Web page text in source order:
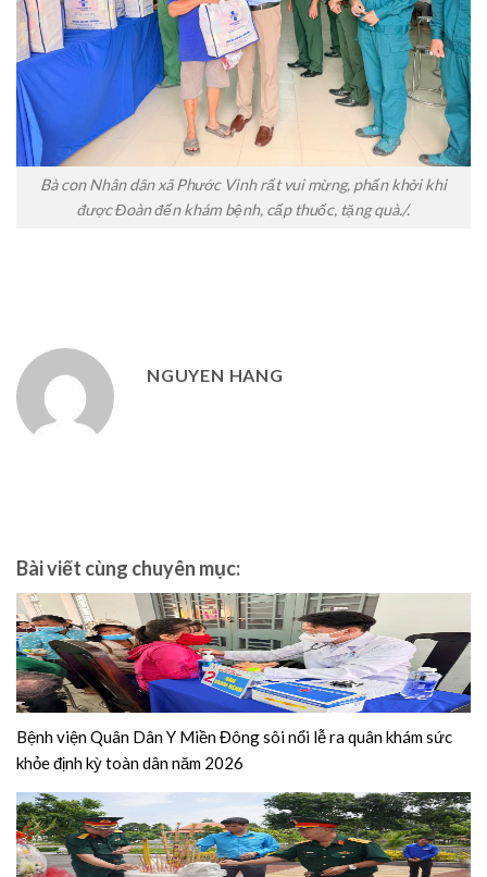
Bà con Nhân dân xã Phước Vinh rất vui mừng, phấn khởi khi
được Đoàn đến khám bệnh, cấp thuốc, tặng quà./.
NGUYEN HANG
Bài viết cùng chuyên mục:
Bệnh viện Quân Dân Y Miền Đông sôi nổi lễ ra quân khám sức
khỏe định kỳ toàn dân năm 2026